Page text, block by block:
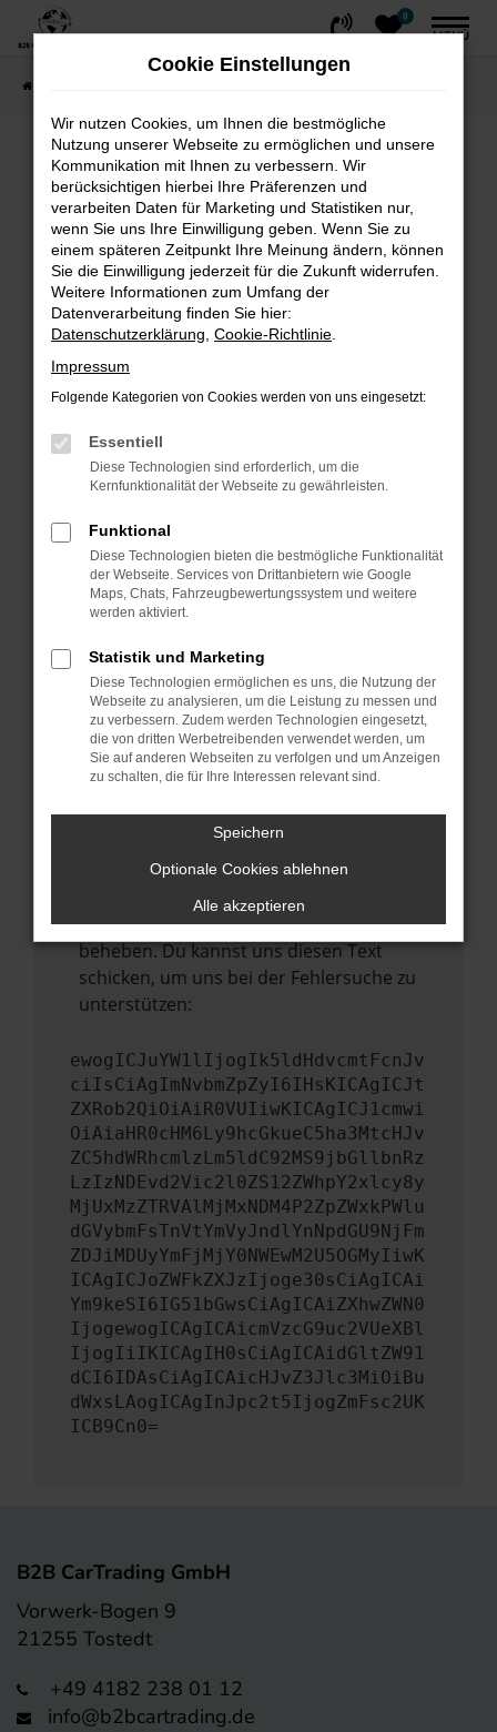
Zum
springen
0
MENÜ
Fehler: Network Error
Beim Laden ist ein Fehler aufgetreten.
Hier sind ein paar Tipps, die dir helfen können:
Überprüfe deine Firewall und deine
Internetverbindung.
Laden andere Webseiten, zum Beispiel
Prüfe deine Browsererweiterungen.
können das Laden bestimmter Seiten
verhindern. Funktioniert die Seite in einem
anderen Browser oder in einem privaten
Fenster?
Starte dein Gerät neu.
Das kann manchmal helfen,
vorübergehende Probleme zu beheben.
Stelle sicher, dass dein Browser und dein
Betriebssystem auf dem neuesten Stand
sind.
Veraltete Software birgt nicht nur ein
Sicherheitsrisiko, sondern kann auch dazu
führen, dass bestimmte Funktionen nicht
mehr unterstützt werden.
Wende dich an den Webseitenbetreiber.
Wenn du alle oben genannten Schritte
versucht hast, kontaktiere uns bitte. Wir
werden versuchen, das Problem zu
beheben. Du kannst uns diesen Text
schicken, um uns bei der Fehlersuche zu
unterstützen:
ewogICJuYW1lIjogIk5ldHdvcmtFcnJv
ciIsCiAgImNvbmZpZyI6IHsKICAgICJt
ZXRob2QiOiAiR0VUIiwKICAgICJ1cmwi
OiAiaHR0cHM6Ly9hcGkueC5ha3MtcHJv
ZC5hdWRhcmlzLm5ldC92MS9jbGllbnRz
LzIzNDEvd2Vic2l0ZS12ZWhpY2xlcy8y
MjUxMzZTRVAlMjMxNDM4P2ZpZWxkPWlu
dGVybmFsTnVtYmVyJndlYnNpdGU9NjFm
ZDJiMDUyYmFjMjY0NWEwM2U5OGMyIiwK
ICAgICJoZWFkZXJzIjoge30sCiAgICAi
Ym9keSI6IG51bGwsCiAgICAiZXhwZWN0
IjogewogICAgICAicmVzcG9uc2VUeXBl
IjogIiIKICAgIH0sCiAgICAidGltZW91
dCI6IDAsCiAgICAicHJvZ3Jlc3MiOiBu
dWxsLAogICAgInJpc2t5IjogZmFsc2UK
ICB9Cn0=
B2B CarTrading GmbH
Vorwerk-Bogen 9
21255 Tostedt
+49 4182 238 01 12
info@b2bcartrading.de
Cookie Einstellungen
Wir nutzen Cookies, um Ihnen die bestmögliche
Nutzung unserer Webseite zu ermöglichen und unsere
Kommunikation mit Ihnen zu verbessern. Wir
berücksichtigen hierbei Ihre Präferenzen und
verarbeiten Daten für Marketing und Statistiken nur,
wenn Sie uns Ihre Einwilligung geben. Wenn Sie zu
einem späteren Zeitpunkt Ihre Meinung ändern, können
Sie die Einwilligung jederzeit für die Zukunft widerrufen.
Weitere Informationen zum Umfang der
Datenverarbeitung finden Sie hier:
Datenschutzerklärung Cookie-Richtlinie
Impressum
Folgende Kategorien von Cookies werden von uns eingesetzt:
Essentiell
Diese Technologien sind erforderlich, um die
Kernfunktionalität der Webseite zu gewährleisten.
Funktional
Diese Technologien bieten die bestmögliche Funktionalität
der Webseite. Services von Drittanbietern wie Google
Maps, Chats, Fahrzeugbewertungssystem und weitere
werden aktiviert.
Statistik und Marketing
Diese Technologien ermöglichen es uns, die Nutzung der
Webseite zu analysieren, um die Leistung zu messen und
zu verbessern. Zudem werden Technologien eingesetzt,
die von dritten Werbetreibenden verwendet werden, um
Sie auf anderen Webseiten zu verfolgen und um Anzeigen
zu schalten, die für Ihre Interessen relevant sind.
Speichern
Optionale Cookies ablehnen
Alle akzeptieren